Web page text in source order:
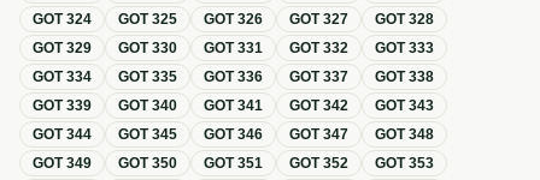
GOT324 GOT325 GOT326 GOT327 GOT328
GOT329 GOT330 GOT331 GOT332 GOT333
GOT334 GOT335 GOT336 GOT337 GOT338
GOT339 GOT340 GOT341 GOT342 GOT343
GOT344 GOT345 GOT346 GOT347 GOT348
GOT349 GOT350 GOT351 GOT352 GOT353